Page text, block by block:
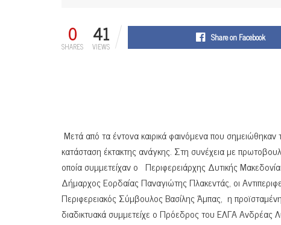
0
SHARES 41
VIEWS
Share on Facebook
Μετά από τα έντονα καιρικά φαινόμενα που
κατάσταση έκτακτης ανάγκης. Στη συνέχεια με
οποία συμμετείχαν ο Περιφερειάρχης Δυτικής
Δήμαρχος Εορδαίας Παναγιώτης Πλακεντάς, οι
Περιφερειακός Σύμβουλος Βασίλης Άμπας, η
διαδικτυακά συμμετείχε ο Πρόεδρος του ΕΛΓΑ Ανδρέας